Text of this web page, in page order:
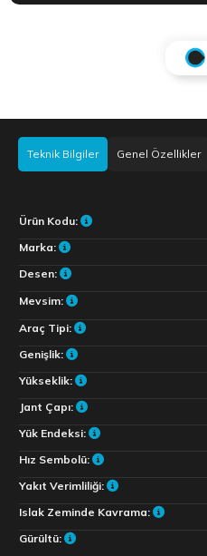
Teknik Bilgiler Genel Özellikler
Ürün Kodu:
Marka:
Desen:
Mevsim:
Araç Tipi:
Genişlik:
Yükseklik:
Jant Çapı:
Yük Endeksi:
Hız Sembolü:
Yakıt Verimliliği:
Islak Zeminde Kavrama:
Gürültü: